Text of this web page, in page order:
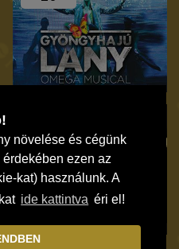
növelése és cégünk
ezen az
kat) használunk. A
ide kattintva éri el!
19